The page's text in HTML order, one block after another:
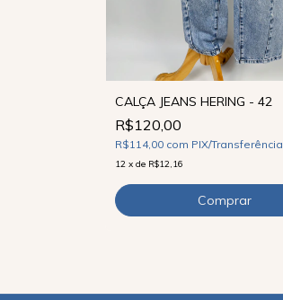
CALÇA JEANS HERING - 42
R$120,00
R$114,00 com PIX/Transferência
12 x de R$12,16